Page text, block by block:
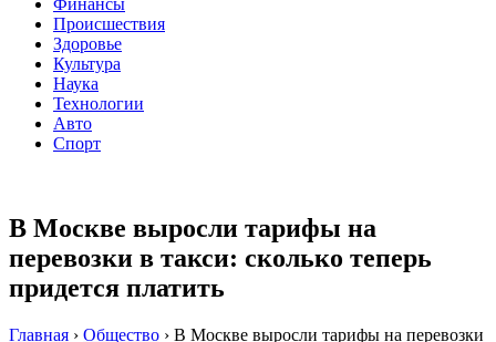
Финансы
Происшествия
Здоровье
Культура
Наука
Технологии
Авто
Спорт
В Москве выросли тарифы на
перевозки в такси: сколько теперь
придется платить
Главная › Общество › В Москве выросли тарифы на перевозки